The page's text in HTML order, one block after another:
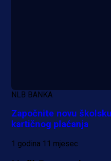
2 h 36 min
NLB BANKA
Započnite novu
kartičnog plaćanja
1 godina 11 mjesec